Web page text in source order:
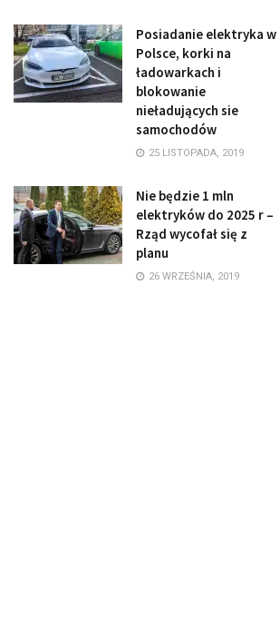
Posiadanie elektryka w
Polsce, korki na
ładowarkach i
blokowanie
nieładujących sie
samochodów
25 LISTOPADA, 2019
Nie będzie 1 mln
elektryków do 2025 r –
Rząd wycofał się z
planu
26 WRZEŚNIA, 2019